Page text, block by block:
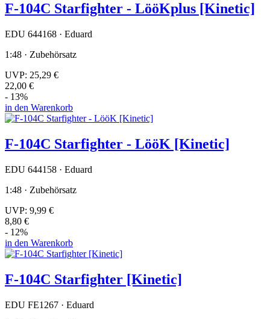
F-104C Starfighter - LööKplus [Kinetic]
EDU 644168 · Eduard
1:48 · Zubehörsatz
UVP: 25,29 €
22,00 €
- 13%
in den Warenkorb
F-104C Starfighter - LööK [Kinetic]
EDU 644158 · Eduard
1:48 · Zubehörsatz
UVP: 9,99 €
8,80 €
- 12%
in den Warenkorb
F-104C Starfighter [Kinetic]
EDU FE1267 · Eduard